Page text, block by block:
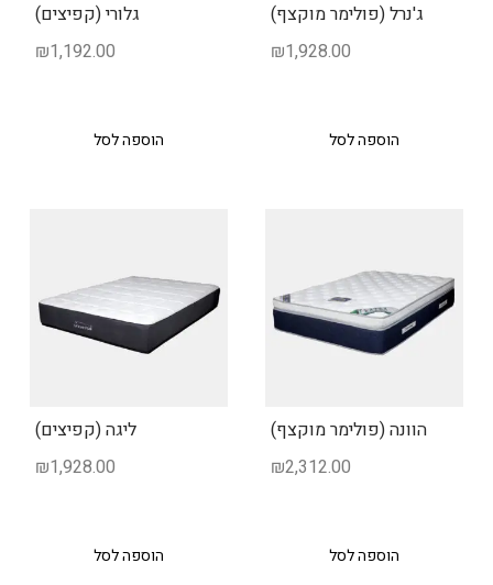
ג'נרל (פולימר מוקצף)
₪1,928.00
הוספה לסל
גלורי (קפיצים)
₪1,192.00
הוספה לסל
הוונה (פולימר מוקצף)
₪2,312.00
הוספה לסל
ליגה (קפיצים)
₪1,928.00
הוספה לסל